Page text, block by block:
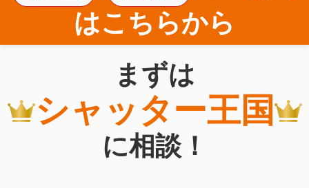
はこちらから
まずは
シャッター王国
に相談！